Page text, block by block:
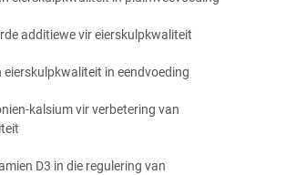
additiewe vir eierskulpkwaliteit
eierskulpkwaliteit in eendvoeding
kalsium vir verbetering van
D3 in die regulering van